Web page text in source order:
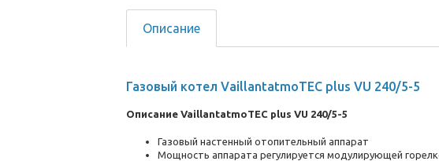
Описание
Газовый котел VaillantatmoTEC plus VU 240/5-5
Описание VaillantatmoTEC plus VU 240/5-5
Газовый настенный отопительный аппарат
Мощность аппарата регулируется модулирующей